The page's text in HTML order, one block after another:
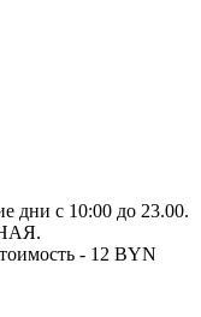
дни с 10:00 до 23.00.
- 12 BYN